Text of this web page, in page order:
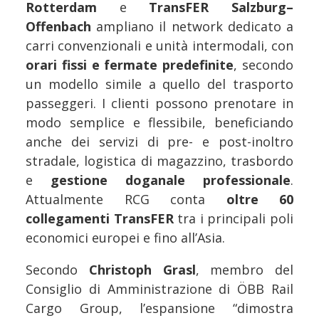
Rotterdam e TransFER Salzburg–
Offenbach ampliano il network dedicato a
carri convenzionali e unità intermodali, con
orari fissi e fermate predefinite, secondo
un modello simile a quello del trasporto
passeggeri. I clienti possono prenotare in
modo semplice e flessibile, beneficiando
anche dei servizi di pre- e post-inoltro
stradale, logistica di magazzino, trasbordo
e gestione doganale professionale.
Attualmente RCG conta oltre 60
collegamenti TransFERtra i principali poli
economici europei e fino all’Asia.
Secondo Christoph Grasl, membro del
Consiglio di Amministrazione di ÖBB Rail
Cargo Group, l’espansione “dimostra